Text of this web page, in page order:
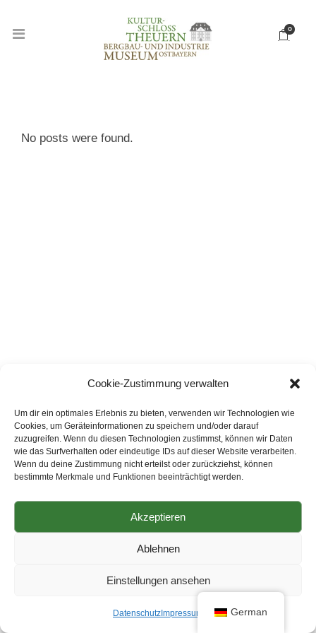
Cookie-Zustimmung verwalten
Um dir ein optimales Erlebnis zu bieten, verwenden wir Technologien wie
Cookies, um Geräteinformationen zu speichern und/oder darauf
zuzugreifen. Wenn du diesen Technologien zustimmst, können wir Daten
wie das Surfverhalten oder eindeutige IDs auf dieser Website verarbeiten.
Wenn du deine Zustimmung nicht erteilst oder zurückziehst, können
bestimmte Merkmale und Funktionen beeinträchtigt werden.
Akzeptieren
Ablehnen
Einstellungen ansehen
Datenschutz Impressum
0
No posts were found.
Copyright © 2025 Landkreis Amberg-Sulzbach Landratsamt
AGB|Impressum
German